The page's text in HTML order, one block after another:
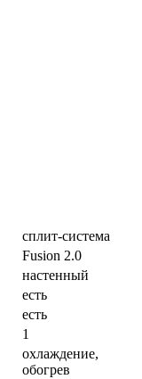
сплит-система
Fusion 2.0
настенный
есть
есть
1
охлаждение,
обогрев